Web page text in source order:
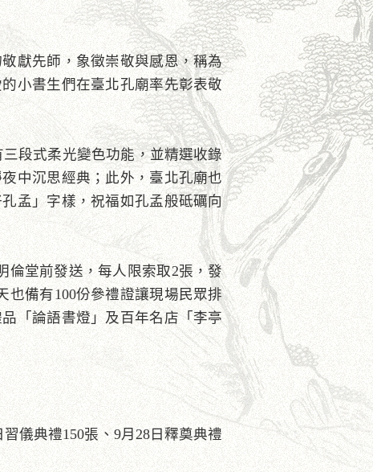
獻先師，象徵崇敬與感恩，稱為
小書生們在臺北孔廟率先彰表敬
段式柔光變色功能，並精選收錄
中沉思經典；此外，臺北孔廟也
孟」字樣，祝福如孔孟般砥礪向
倫堂前發送，每人限索取2張，發
也備有100份參禮證讓現場民眾排
「論語書燈」及百年名店「李亭
儀典禮150張、9月28日釋奠典禮